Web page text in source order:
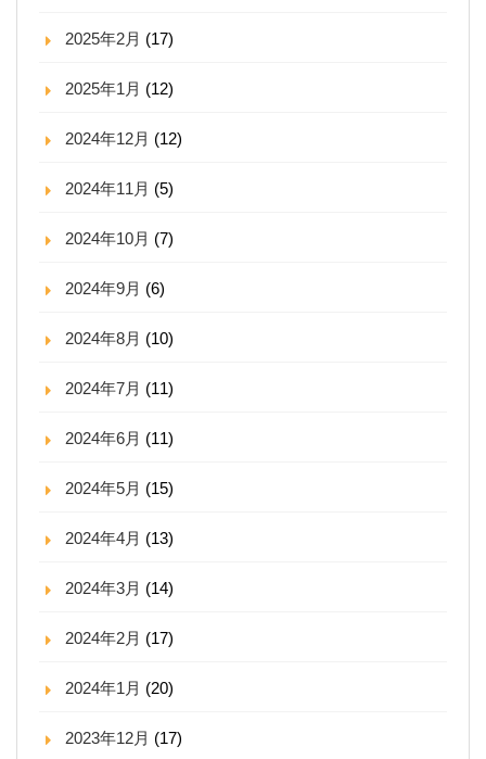
2025年2月 (17)
2025年1月 (12)
2024年12月 (12)
2024年11月 (5)
2024年10月 (7)
2024年9月 (6)
2024年8月 (10)
2024年7月 (11)
2024年6月 (11)
2024年5月 (15)
2024年4月 (13)
2024年3月 (14)
2024年2月 (17)
2024年1月 (20)
2023年12月 (17)